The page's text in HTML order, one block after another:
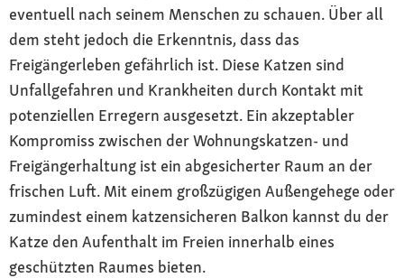
eventuell nach seinem Menschen zu schauen. Über all
dem steht jedoch die Erkenntnis, dass das
Freigängerleben gefährlich ist. Diese Katzen sind
Unfallgefahren und Krankheiten durch Kontakt mit
potenziellen Erregern ausgesetzt. Ein akzeptabler
Kompromiss zwischen der Wohnungskatzen- und
Freigängerhaltung ist ein abgesicherter Raum an der
frischen Luft. Mit einem großzügigen Außengehege oder
zumindest einem katzensicheren Balkon kannst du der
Katze den Aufenthalt im Freien innerhalb eines
geschützten Raumes bieten.